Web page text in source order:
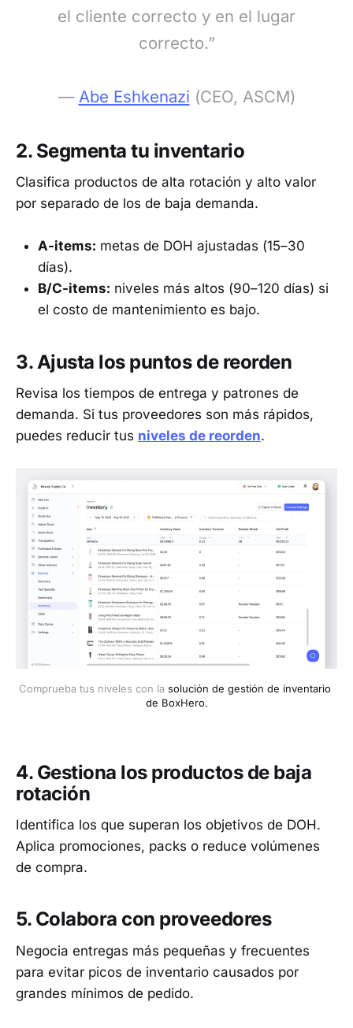
el cliente correcto y en el lugar
correcto.”
— Abe Eshkenazi (CEO, ASCM)
2. Segmenta tu inventario
Clasifica productos de alta rotación y alto valor
por separado de los de baja demanda.
A-items: metas de DOH ajustadas (15–30
días).
B/C-items: niveles más altos (90–120 días) si
el costo de mantenimiento es bajo.
3. Ajusta los puntos de reorden
Revisa los tiempos de entrega y patrones de
demanda. Si tus proveedores son más rápidos,
puedes reducir tus niveles de reorden.
Comprueba tus niveles con la solución de gestión de inventario
de BoxHero.
4. Gestiona los productos de baja
rotación
Identifica los que superan los objetivos de DOH.
Aplica promociones, packs o reduce volúmenes
de compra.
5. Colabora con proveedores
Negocia entregas más pequeñas y frecuentes
para evitar picos de inventario causados por
grandes mínimos de pedido.